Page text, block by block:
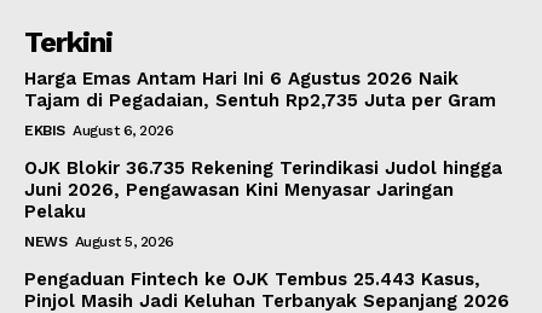
Terkini
Harga Emas Antam Hari Ini 6 Agustus 2026 Naik
Tajam di Pegadaian, Sentuh Rp2,735 Juta per Gram
EKBIS August 6, 2026
OJK Blokir 36.735 Rekening Terindikasi Judol hingga
Juni 2026, Pengawasan Kini Menyasar Jaringan
Pelaku
NEWS August 5, 2026
Pengaduan Fintech ke OJK Tembus 25.443 Kasus,
Pinjol Masih Jadi Keluhan Terbanyak Sepanjang 2026